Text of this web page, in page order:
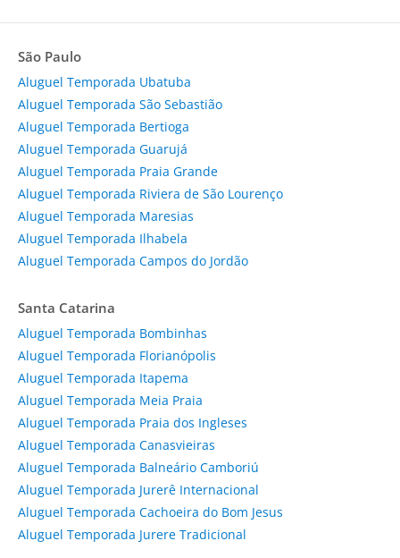
São Paulo
Aluguel Temporada Ubatuba
Aluguel Temporada São Sebastião
Aluguel Temporada Bertioga
Aluguel Temporada Guarujá
Aluguel Temporada Praia Grande
Aluguel Temporada Riviera de São Lourenço
Aluguel Temporada Maresias
Aluguel Temporada Ilhabela
Aluguel Temporada Campos do Jordão
Santa Catarina
Aluguel Temporada Bombinhas
Aluguel Temporada Florianópolis
Aluguel Temporada Itapema
Aluguel Temporada Meia Praia
Aluguel Temporada Praia dos Ingleses
Aluguel Temporada Canasvieiras
Aluguel Temporada Balneário Camboriú
Aluguel Temporada Jurerê Internacional
Aluguel Temporada Cachoeira do Bom Jesus
Aluguel Temporada Jurere Tradicional